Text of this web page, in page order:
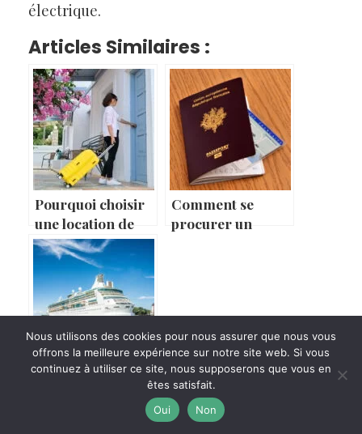
électrique.
Articles Similaires :
Pourquoi choisir
une location de
vacances ?
Comment se
procurer un
Comment choisir
Nous utilisons des cookies pour nous assurer que nous vous
offrons la meilleure expérience sur notre site web. Si vous
continuez à utiliser ce site, nous supposerons que vous en
êtes satisfait.
Oui
Non